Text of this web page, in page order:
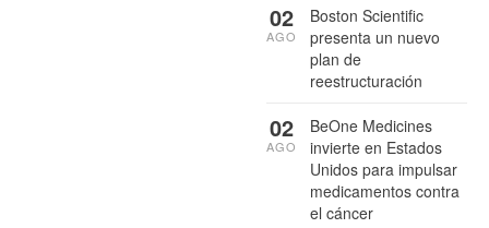
Boston Scientific
presenta un nuevo
plan de
reestructuración
02
AGO
BeOne Medicines
invierte en Estados
Unidos para impulsar
medicamentos contra
el cáncer
02
AGO